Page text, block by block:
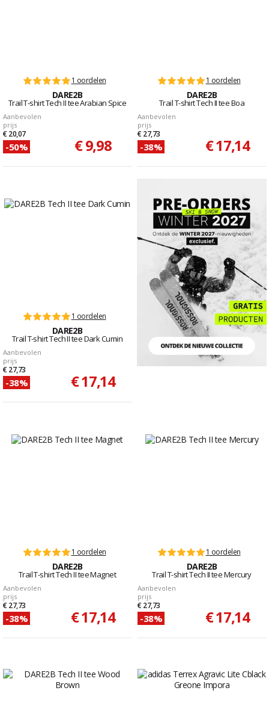
1 oordelen
DARE2B
Trail T-shirt Tech II tee Arabian Spice
Aanbevolen
prijs
€ 20,07
-50% € 9,98
1 oordelen
DARE2B
Trail T-shirt Tech II tee Boa
Aanbevolen
prijs
€ 27,73
-38% € 17,14
1 oordelen
DARE2B
Trail T-shirt Tech II tee Dark Cumin
Aanbevolen
prijs
€ 27,73
-38% € 17,14
1 oordelen
DARE2B
Trail T-shirt Tech II tee Magnet
Aanbevolen
prijs
€ 27,73
-38% € 17,14
1 oordelen
DARE2B
Trail T-shirt Tech II tee Mercury
Aanbevolen
prijs
€ 27,73
-38% € 17,14